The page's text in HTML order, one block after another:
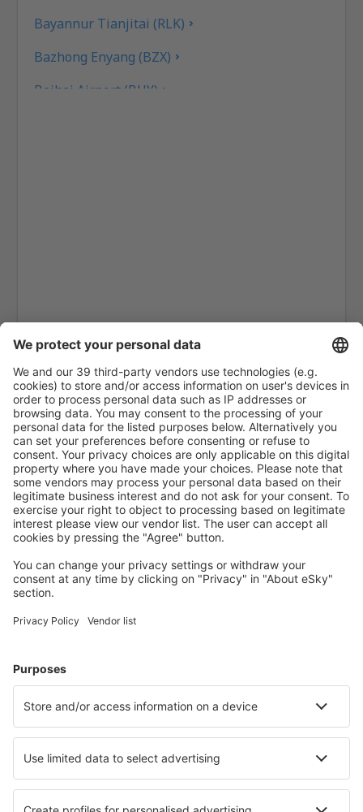
Bayannur Tianjitai (RLK)
Bazhong Enyang (BZX)
Beihai Airport (BHY)
Songyuan Chaganhu Airport (YSQ)
Baishan Changbaishan (NBS)
Changchun Longjia Intl Airport (CGQ)
Changde Taohuayuan (CGD)
Fuzhou Changle Intl (FOC)
Changsha Huanghua Intl Airport (CSX)
Changzhi Wangcun (CIH)
Changzhou Airport (CZX)
Chaoyang Airport (CHG)
Chengde Puning Airport (CDE)
Chengdu
Chifeng Yulong (CIF)
Chongqing
Chongqing